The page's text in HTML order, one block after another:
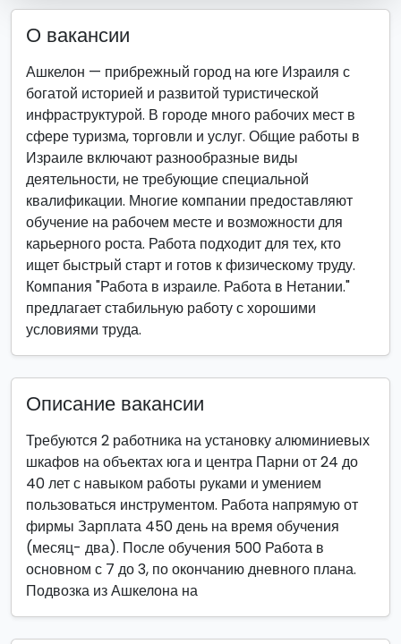
О вакансии
Ашкелон — прибрежный город на юге Израиля с
богатой историей и развитой туристической
инфраструктурой. В городе много рабочих мест в
сфере туризма, торговли и услуг. Общие работы в
Израиле включают разнообразные виды
деятельности, не требующие специальной
квалификации. Многие компании предоставляют
обучение на рабочем месте и возможности для
карьерного роста. Работа подходит для тех, кто
ищет быстрый старт и готов к физическому труду.
Компания "Работа в израиле. Работа в Нетании."
предлагает стабильную работу с хорошими
условиями труда.
Описание вакансии
Требуются 2 работника на установку алюминиевых
шкафов на объектах юга и центра Парни от 24 до
40 лет с навыком работы руками и умением
пользоваться инструментом. Работа напрямую от
фирмы Зарплата 450 день на время обучения
(месяц- два). После обучения 500 Работа в
основном с 7 до 3, по окончанию дневного плана.
Подвозка из Ашкелона на